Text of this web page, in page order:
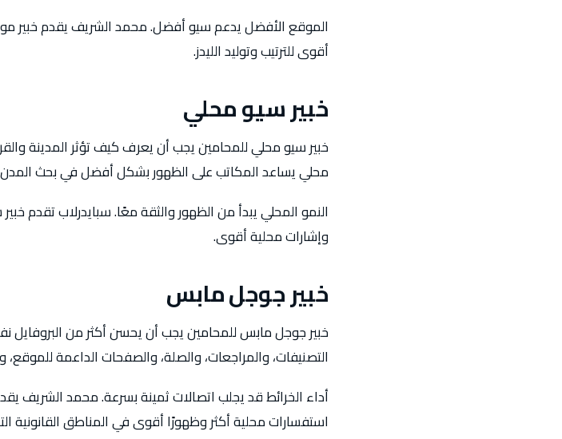
الموقع الأفضل يدعم سيو أفضل. محمد الشريف يقدم خبير
أقوى للترتيب وتوليد الليدز.
خبير سيو محلي
خبير سيو محلي للمحامين يجب أن يعرف كيف تؤثر المدينة
محلي يساعد المكاتب على الظهور بشكل أفضل في بحث المدن،
النمو المحلي يبدأ من الظهور والثقة معًا. سبايدرلاب تقدم
وإشارات محلية أقوى.
خبير جوجل مابس
خبير جوجل مابس للمحامين يجب أن يحسن أكثر من البروفايل
التصنيفات، والمراجعات، والصلة، والصفحات الداعمة
أداء الخرائط قد يجلب اتصالات ثمينة بسرعة. محمد الشريف
استفسارات محلية أكثر وظهورًا أقوى في المناطق القانونية